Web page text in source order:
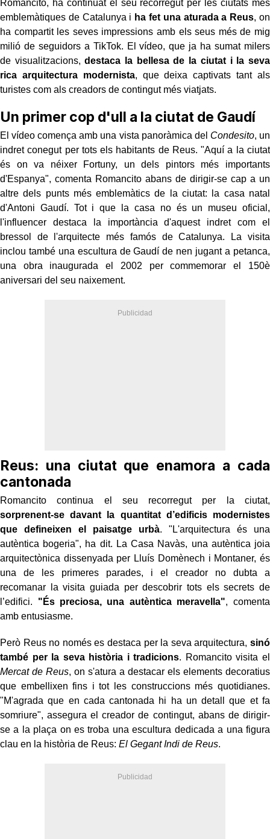
Romancito, ha continuat el seu recorregut per les ciutats més
emblemàtiques de Catalunya i ha fet una aturada a Reus, on
ha compartit les seves impressions amb els seus més de mig
milió de seguidors a TikTok. El vídeo, que ja ha sumat milers
de visualitzacions, destaca la bellesa de la ciutat i la seva
rica arquitectura modernista, que deixa captivats tant als
turistes com als creadors de contingut més viatjats.
Un primer cop d'ull a la ciutat de Gaudí
El vídeo comença amb una vista panoràmica del Condesito, un
indret conegut per tots els habitants de Reus. "Aquí a la ciutat
és on va néixer Fortuny, un dels pintors més importants
d'Espanya", comenta Romancito abans de dirigir-se cap a un
altre dels punts més emblemàtics de la ciutat: la casa natal
d'Antoni Gaudí. Tot i que la casa no és un museu oficial,
l'influencer destaca la importància d'aquest indret com el
bressol de l'arquitecte més famós de Catalunya. La visita
inclou també una escultura de Gaudí de nen jugant a petanca,
una obra inaugurada el 2002 per commemorar el 150è
aniversari del seu naixement.
Reus: una ciutat que enamora a cada
cantonada
Romancito continua el seu recorregut per la ciutat,
sorprenent-se davant la quantitat d’edificis modernistes
que defineixen el paisatge urbà. "L'arquitectura és una
autèntica bogeria", ha dit. La Casa Navàs, una autèntica joia
arquitectònica dissenyada per Lluís Domènech i Montaner, és
una de les primeres parades, i el creador no dubta a
recomanar la visita guiada per descobrir tots els secrets de
l’edifici. "És preciosa, una autèntica meravella", comenta
amb entusiasme.
Però Reus no només es destaca per la seva arquitectura, sinó
també per la seva història i tradicions. Romancito visita el
Mercat de Reus, on s'atura a destacar els elements decoratius
que embellixen fins i tot les construccions més quotidianes.
"M'agrada que en cada cantonada hi ha un detall que et fa
somriure", assegura el creador de contingut, abans de dirigir-
se a la plaça on es troba una escultura dedicada a una figura
clau en la història de Reus: El Gegant Indi de Reus.